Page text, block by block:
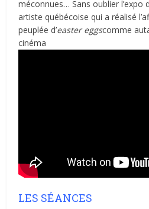
méconnues… Sans oublier l’expo
artiste québécoise qui a réalisé
peuplée d’easter eggscomme
cinéma
LES SÉANCES